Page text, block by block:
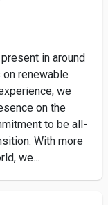
in around
renewable
we
on the
to be all-
With more
we...